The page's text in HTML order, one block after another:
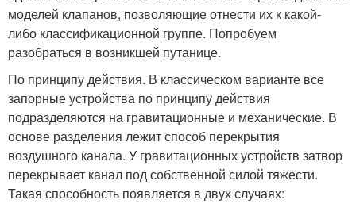
моделей клапанов, позволяющие отнести их к какой-
либо классификационной группе. Попробуем
разобраться в возникшей путанице.
По принципу действия. В классическом варианте все
запорные устройства по принципу действия
подразделяются на гравитационные и механические. В
основе разделения лежит способ перекрытия
воздушного канала. У гравитационных устройств затвор
перекрывает канал под собственной силой тяжести.
Такая способность появляется в двух случаях: